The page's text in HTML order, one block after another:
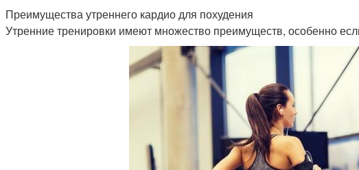
Преимущества утреннего кардио для похудения
Утренние тренировки имеют множество преимуществ, особенно